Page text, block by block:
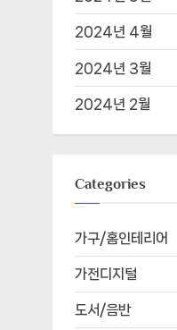
2024년 4월
2024년 3월
2024년 2월
Categories
가구/홈인테리어
가전디지털
도서/음반